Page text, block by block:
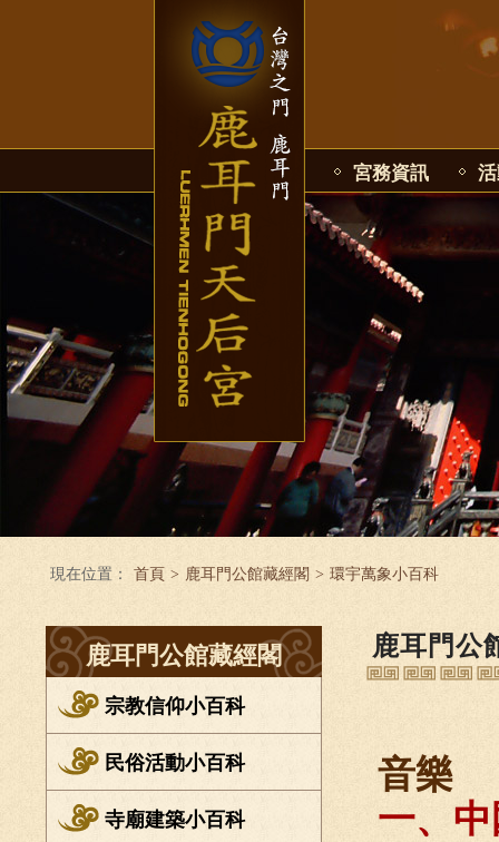
宮務資訊
現在位置： 首頁 > 鹿耳門公館藏經閣 > 環宇萬象小百科
鹿耳門公館藏經閣
宗教信仰小百科
民俗活動小百科
寺廟建築小百科
鹿耳門公
音樂
一、